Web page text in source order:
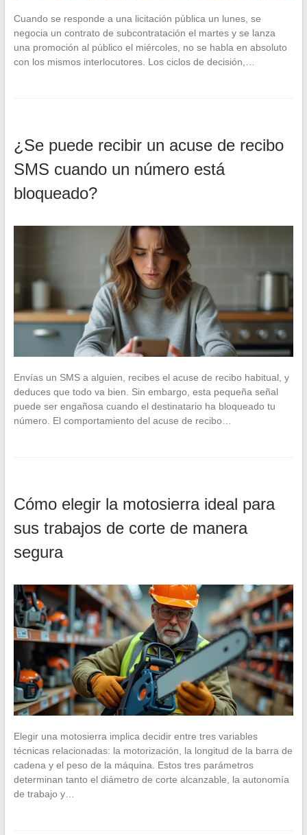
Cuando se responde a una licitación pública un lunes, se
negocia un contrato de subcontratación el martes y se lanza
una promoción al público el miércoles, no se habla en absoluto
con los mismos interlocutores. Los ciclos de decisión,…
¿Se puede recibir un acuse de recibo
SMS cuando un número está
bloqueado?
Envías un SMS a alguien, recibes el acuse de recibo habitual, y
deduces que todo va bien. Sin embargo, esta pequeña señal
puede ser engañosa cuando el destinatario ha bloqueado tu
número. El comportamiento del acuse de recibo…
Cómo elegir la motosierra ideal para
sus trabajos de corte de manera
segura
Elegir una motosierra implica decidir entre tres variables
técnicas relacionadas: la motorización, la longitud de la barra de
cadena y el peso de la máquina. Estos tres parámetros
determinan tanto el diámetro de corte alcanzable, la autonomía
de trabajo y…